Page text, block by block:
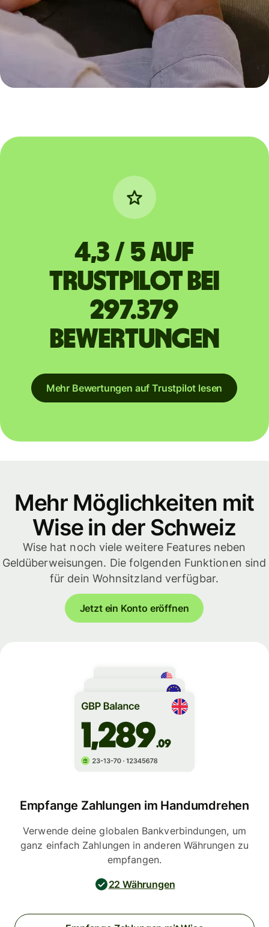
4,3 / 5 auf
Trustpilot bei
297.379
Bewertungen
Mehr Bewertungen auf Trustpilot lesen
Mehr Möglichkeiten mit
Wise in der Schweiz
Wise hat noch viele weitere Features neben
Geldüberweisungen. Die folgenden Funktionen sind
für dein Wohnsitzland verfügbar.
Jetzt ein Konto eröffnen
Empfange Zahlungen im Handumdrehen
Verwende deine globalen Bankverbindungen, um
ganz einfach Zahlungen in anderen Währungen zu
empfangen.
22 Währungen